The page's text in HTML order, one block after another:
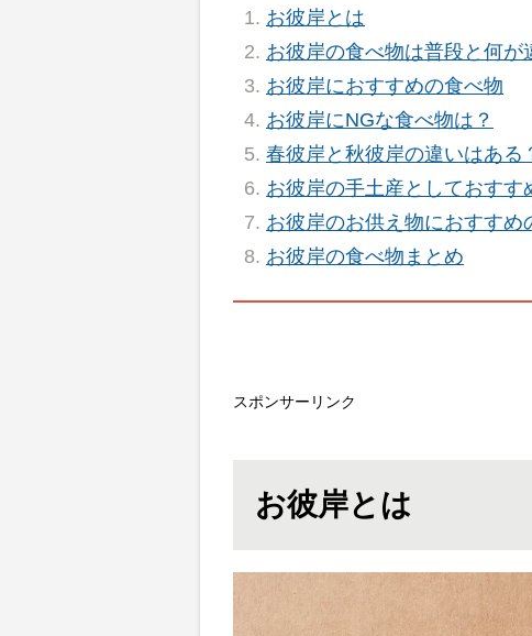
お彼岸とは
お彼岸の食べ物は普段と何が
お彼岸におすすめの食べ物
お彼岸にNGな食べ物は？
春彼岸と秋彼岸の違いはある
お彼岸の手土産としておすす
お彼岸のお供え物におすすめ
お彼岸の食べ物まとめ
スポンサーリンク
お彼岸とは